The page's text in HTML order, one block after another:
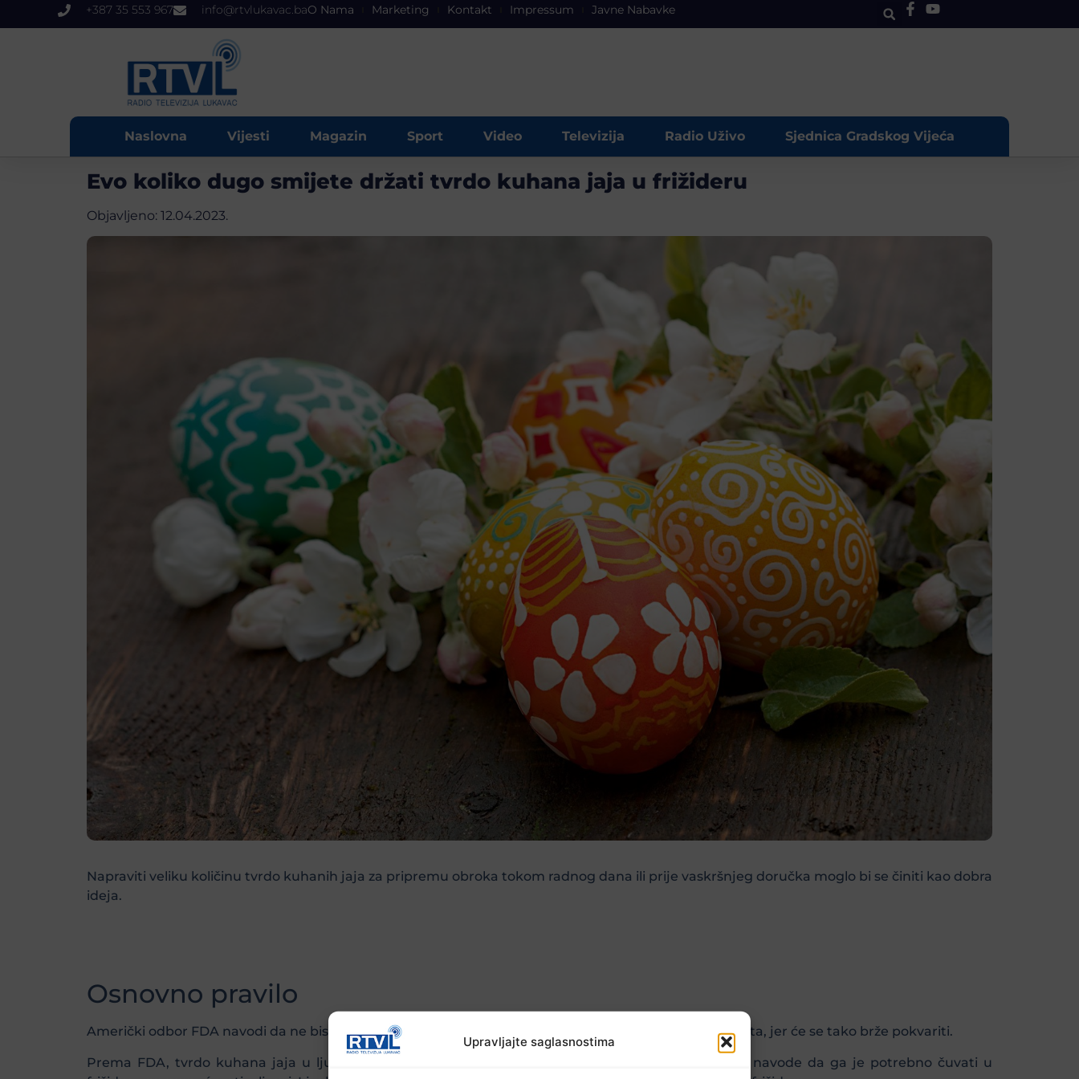
Upravljajte saglasnostima
+387 35 553 967 info@rtvlukavac.baO Nama Marketing Kontakt Impressum Javne Nabavke
Naslovna Vijesti Magazin Sport Video Televizija Radio Uživo Sjednica Gradskog Vijeća
Evo koliko dugo smijete držati tvrdo kuhana jaja u frižideru
Objavljeno: 12.04.2023.
Napraviti veliku količinu tvrdo kuhanih jaja za pripremu obroka tokom radnog dana ili prije vaskršnjeg doručka moglo bi se činiti kao dobra
ideja.
Osnovno pravilo
Američki odbor FDA navodi da ne biste trebali ostavljati posude s jajima izvan frižidera duže od dva sata, jer će se tako brže pokvariti.
Prema FDA, tvrdo kuhana jaja u ljusci mogu trajati od pet do sedam dana. Kao osnovno pravilo navode da ga je potrebno čuvati u